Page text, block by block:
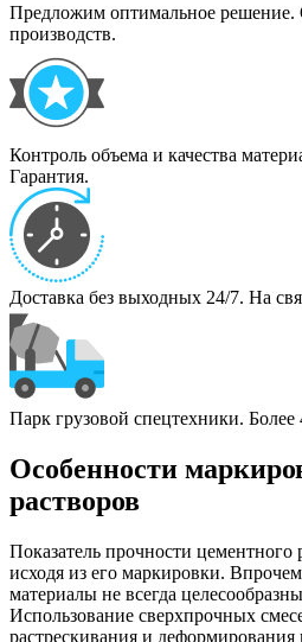
Предложим оптимальное решение.
производств.
Контроль объема и качества
Гарантия.
Доставка без выходных 24/7. На
Парк грузовой спецтехники.
Особенности
растворов
Показатель прочности цементного
исходя из его маркировки.
материалы не всегда
Использование сверхпрочных
растрескивания и